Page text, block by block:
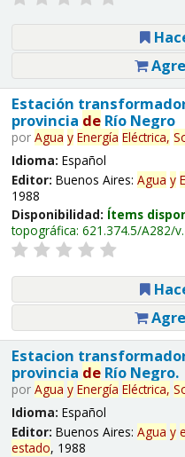
Estación
provincia deRío Negro
por Agua y Energía Eléctrica,
Idioma: Español
Editor: Buenos Aires: Agua y
1988
Disponibilidad: Ítems
topográfica: 621.374.5/A282/
Estacion
provincia deRío Negro.
por Agua y Energía Eléctrica,
Idioma: Español
Editor: Buenos Aires: Agua y
estado, 1988